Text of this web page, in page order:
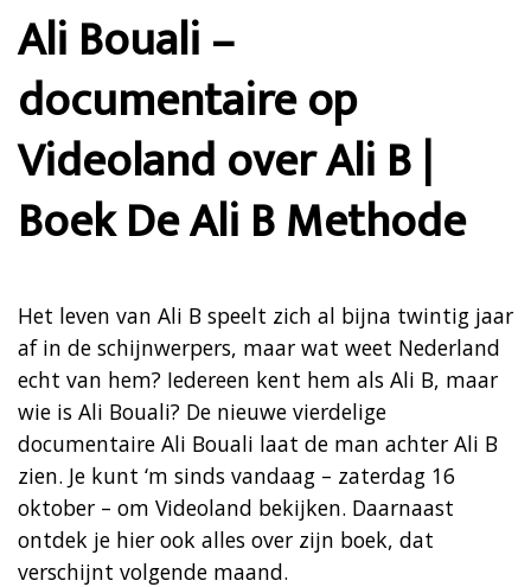
Ali Bouali –
documentaire op
Videoland over Ali B |
Boek De Ali B Methode
Het leven van Ali B speelt zich al bijna twintig jaar
af in de schijnwerpers, maar wat weet Nederland
echt van hem? Iedereen kent hem als Ali B, maar
wie is Ali Bouali? De nieuwe vierdelige
documentaire Ali Bouali laat de man achter Ali B
zien. Je kunt ‘m sinds vandaag – zaterdag 16
oktober – om Videoland bekijken. Daarnaast
ontdek je hier ook alles over zijn boek, dat
verschijnt volgende maand.